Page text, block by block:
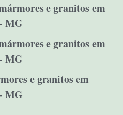
e granitos em
MG
e granitos em
MG
e granitos em
MG